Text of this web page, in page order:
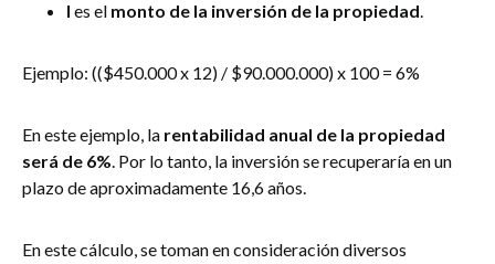
I es el monto de la inversión de la propiedad.
Ejemplo: (($450.000 x 12) / $90.000.000) x 100 = 6%
En este ejemplo, la rentabilidad anual de la propiedad
será de 6%. Por lo tanto, la inversión se recuperaría en un
plazo de aproximadamente 16,6 años.
En este cálculo, se toman en consideración diversos